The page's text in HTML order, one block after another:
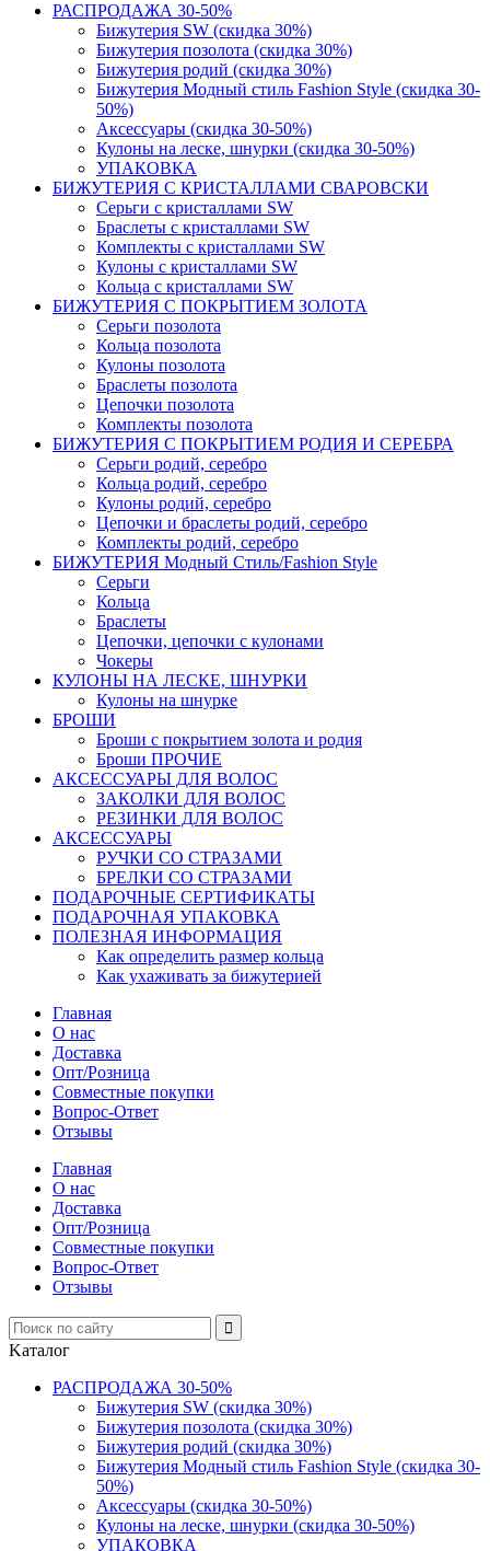
РАСПРОДАЖА 30-50%
Бижутерия SW (скидка 30%)
Бижутерия позолота (скидка 30%)
Бижутерия родий (скидка 30%)
Бижутерия Модный стиль Fashion Style (скидка 30-
50%)
Аксессуары (скидка 30-50%)
Кулоны на леске, шнурки (скидка 30-50%)
УПАКОВКА
БИЖУТЕРИЯ С КРИСТАЛЛАМИ СВАРОВСКИ
Серьги с кристаллами SW
Браслеты с кристаллами SW
Комплекты c кристаллами SW
Кулоны с кристаллами SW
Кольца с кристаллами SW
БИЖУТЕРИЯ С ПОКРЫТИЕМ ЗОЛОТА
Серьги позолота
Кольца позолота
Кулоны позолота
Браслеты позолота
Цепочки позолота
Комплекты позолота
БИЖУТЕРИЯ С ПОКРЫТИЕМ РОДИЯ И СЕРЕБРА
Серьги родий, серебро
Кольца родий, серебро
Кулоны родий, серебро
Цепочки и браслеты родий, серебро
Комплекты родий, серебро
БИЖУТЕРИЯ Модный Стиль/Fashion Style
Серьги
Кольца
Браслеты
Цепочки, цепочки с кулонами
Чокеры
КУЛОНЫ НА ЛЕСКЕ, ШНУРКИ
Кулоны на шнурке
БРОШИ
Броши с покрытием золота и родия
Броши ПРОЧИЕ
АКСЕССУАРЫ ДЛЯ ВОЛОС
ЗАКОЛКИ ДЛЯ ВОЛОС
РЕЗИНКИ ДЛЯ ВОЛОС
АКСЕССУАРЫ
РУЧКИ СО СТРАЗАМИ
БРЕЛКИ СО СТРАЗАМИ
ПОДАРОЧНЫЕ СЕРТИФИКАТЫ
ПОДАРОЧНАЯ УПАКОВКА
ПОЛЕЗНАЯ ИНФОРМАЦИЯ
Как определить размер кольца
Как ухаживать за бижутерией
Главная
О нас
Доставка
Опт/Розница
Совместные покупки
Вопрос-Ответ
Отзывы
Главная
О нас
Доставка
Опт/Розница
Совместные покупки
Вопрос-Ответ
Отзывы
Kаталог
РАСПРОДАЖА 30-50%
Бижутерия SW (скидка 30%)
Бижутерия позолота (скидка 30%)
Бижутерия родий (скидка 30%)
Бижутерия Модный стиль Fashion Style (скидка 30-
50%)
Аксессуары (скидка 30-50%)
Кулоны на леске, шнурки (скидка 30-50%)
УПАКОВКА